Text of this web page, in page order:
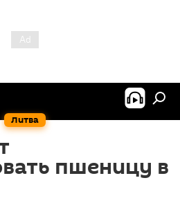
Литва
пшеницу в